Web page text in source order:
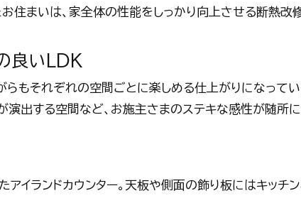
住まいは、家全体の性能をしっかり向上させる断熱改
良いLDK
らもそれぞれの空間ごとに楽しめる仕上がりになって
演出する空間など、お施主さまのステキな感性が随所
イランドカウンター。天板や側面の飾り板にはキッチ